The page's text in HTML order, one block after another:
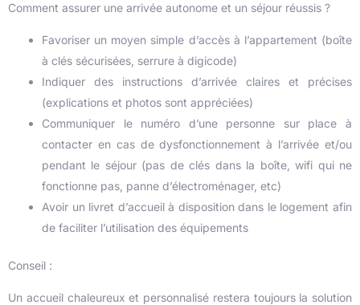
Comment assurer une arrivée autonome et un séjour réussis ?
Favoriser un moyen simple d’accès à l’appartement (boîte
à clés sécurisées, serrure à digicode)
Indiquer des instructions d’arrivée claires et précises
(explications et photos sont appréciées)
Communiquer le numéro d’une personne sur place à
contacter en cas de dysfonctionnement à l’arrivée et/ou
pendant le séjour (pas de clés dans la boîte, wifi qui ne
fonctionne pas, panne d’électroménager, etc)
Avoir un livret d’accueil à disposition dans le logement afin
de faciliter l’utilisation des équipements
Conseil :
Un accueil chaleureux et personnalisé restera toujours la solution